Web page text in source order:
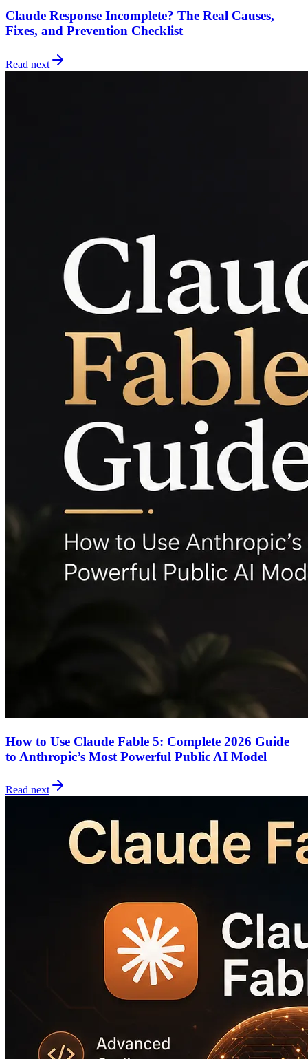
Claude Response Incomplete? The Real Causes,
Fixes, and Prevention Checklist
Read next
How to Use Claude Fable 5: Complete 2026 Guide
to Anthropic’s Most Powerful Public AI Model
Read next